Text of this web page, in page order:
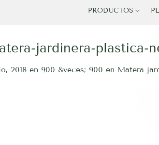
PRODUCTOS
jardinera-plastica-
2018 en 900 &veces; 900 en Matera